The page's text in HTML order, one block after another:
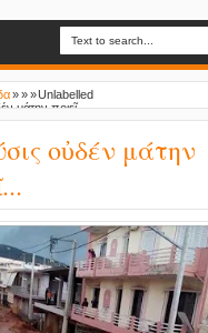
» » Unlabelled
»
μάτην ποιεῖ...
οὐδέν μάτην